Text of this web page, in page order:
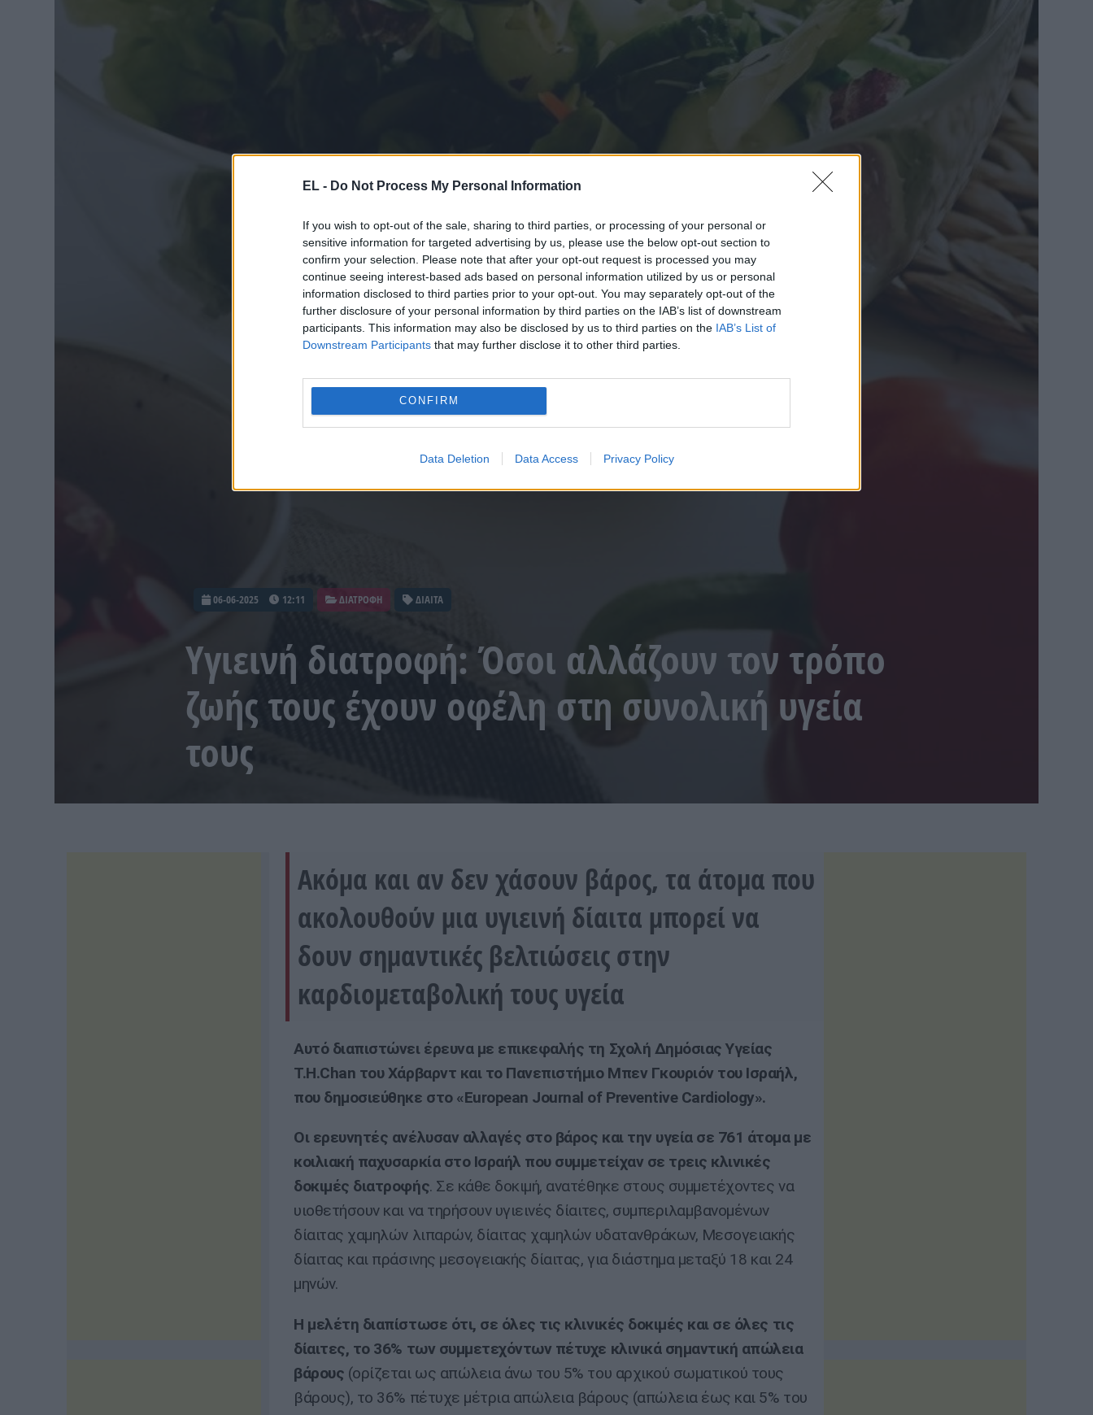
EL - Do Not Process My Personal Information
If you wish to opt-out of the sale, sharing to third parties, or processing of your personal or
sensitive information for targeted advertising by us, please use the below opt-out section to
confirm your selection. Please note that after your opt-out request is processed you may
continue seeing interest-based ads based on personal information utilized by us or personal
information disclosed to third parties prior to your opt-out. You may separately opt-out of the
further disclosure of your personal information by third parties on the IAB’s list of downstream
participants. This information may also be disclosed by us to third parties on the IAB’s List of
Downstream Participants that may further disclose it to other third parties.
CONFIRM
Data Deletion Data Access Privacy Policy
06-06-2025 12:11 ΔΙΑΤΡΟΦΗ ΔΙΑΙΤΑ
Υγιεινή διατροφή: Όσοι αλλάζουν τον τρόπο
ζωής τους έχουν οφέλη στη συνολική υγεία
τους
Ακόμα και αν δεν χάσουν βάρος, τα άτομα που
ακολουθούν μια υγιεινή δίαιτα μπορεί να
δουν σημαντικές βελτιώσεις στην
καρδιομεταβολική τους υγεία
Αυτό διαπιστώνει έρευνα με επικεφαλής τη Σχολή Δημόσιας Υγείας
T.H.Chan του Χάρβαρντ και το Πανεπιστήμιο Μπεν Γκουριόν του Ισραήλ,
που δημοσιεύθηκε στο «European Journal of Preventive Cardiology».
Οι ερευνητές ανέλυσαν αλλαγές στο βάρος και την υγεία σε 761 άτομα με
κοιλιακή παχυσαρκία στο Ισραήλ που συμμετείχαν σε τρεις κλινικές
δοκιμές διατροφής. Σε κάθε δοκιμή, ανατέθηκε στους συμμετέχοντες να
υιοθετήσουν και να τηρήσουν υγιεινές δίαιτες, συμπεριλαμβανομένων
δίαιτας χαμηλών λιπαρών, δίαιτας χαμηλών υδατανθράκων, Μεσογειακής
δίαιτας και πράσινης μεσογειακής δίαιτας, για διάστημα μεταξύ 18 και 24
μηνών.
Η μελέτη διαπίστωσε ότι, σε όλες τις κλινικές δοκιμές και σε όλες τις
δίαιτες, το 36% των συμμετεχόντων πέτυχε κλινικά σημαντική απώλεια
βάρους (ορίζεται ως απώλεια άνω του 5% του αρχικού σωματικού τους
βάρους), το 36% πέτυχε μέτρια απώλεια βάρους (απώλεια έως και 5% του